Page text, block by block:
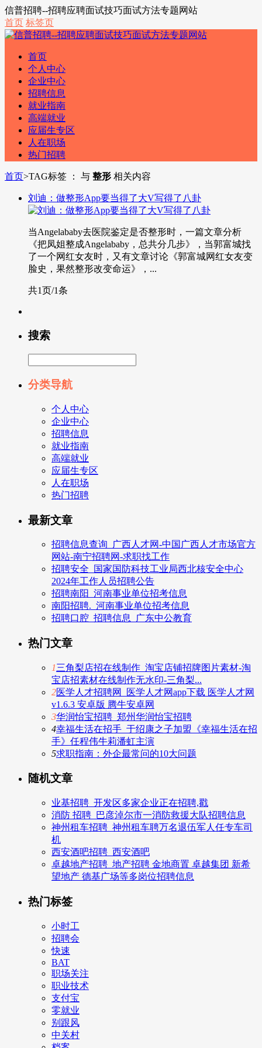
信普招聘--招聘应聘面试技巧面试方法专题网站
首页 标签页
首页
个人中心
企业中心
招聘信息
就业指南
高端就业
应届生专区
人在职场
热门招聘
首页>TAG标签 ： 与 整形 相关内容
刘迪：做整形App要当得了大V写得了八卦
当Angelababy去医院鉴定是否整形时，一篇文章分析
《把凤姐整成Angelababy，总共分几步》，当郭富城找
了一个网红女友时，又有文章讨论《郭富城网红女友变
脸史，果然整形改变命运》，...
共1页/1条
搜索
分类导航
个人中心
企业中心
招聘信息
就业指南
高端就业
应届生专区
人在职场
热门招聘
最新文章
招聘信息查询_广西人才网-中国广西人才市场官方
网站-南宁招聘网-求职找工作
招聘安全_国家国防科技工业局西北核安全中心
2024年工作人员招聘公告
招聘南阳_河南事业单位招考信息
南阳招聘._河南事业单位招考信息
招聘口腔_招聘信息_广东中公教育
热门文章
1三角梨店招在线制作_淘宝店铺招牌图片素材-淘
宝店招素材在线制作无水印-三角梨...
2医学人才招聘网_医学人才网app下载 医学人才网
v1.6.3 安卓版 腾牛安卓网
3华润怡宝招聘_郑州华润怡宝招聘
4幸福生活在招手_于绍康之子加盟《幸福生活在招
手》任程伟牛莉潘虹主演
5求职指南：外企最常问的10大问题
随机文章
业基招聘_开发区多家企业正在招聘,戳
消防 招聘_巴彦淖尔市一消防救援大队招聘信息
神州租车招聘_神州租车聘万名退伍军人任专车司
机
西安酒吧招聘_西安酒吧
卓越地产招聘_地产招聘 金地商置 卓越集团 新希
望地产 德基广场等多岗位招聘信息
热门标签
小时工
招聘会
快速
BAT
职场关注
职业技术
支付宝
零就业
别跟风
中关村